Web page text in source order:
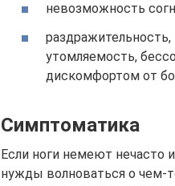
невозможность
утомляемость,
дискомфортом от
Симптоматика
Если ноги немеют нечасто
нужды волноваться о чем-